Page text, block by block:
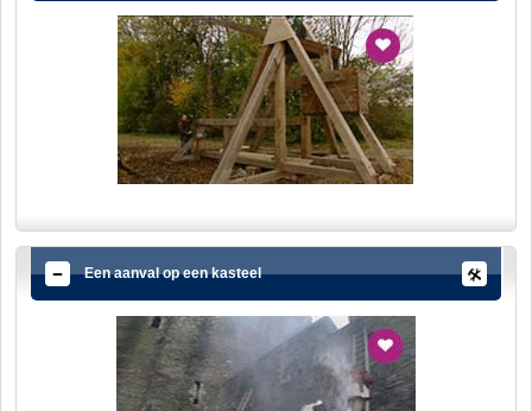
Een aanval op een kasteel